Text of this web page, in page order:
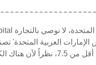
ونقترح عدم التداول في أي موقع